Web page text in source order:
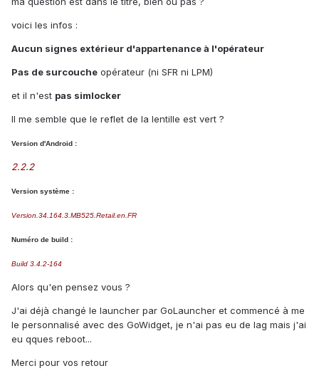
voici les infos :
Aucun signes extérieur d'appartenance à l'opérateur
Pas de surcouche opérateur (ni SFR ni LPM)
et il n'est pas simlocker
Il me semble que le reflet de la lentille est vert ?
Version d'Android :
2.2.2
Version système :
Version.34.164.3.MB525.Retail.en.FR
Numéro de build :
Build 3.4.2-164
Alors qu'en pensez vous ?
J'ai déjà changé le launcher par GoLauncher et commencé à me
le personnalisé avec des GoWidget, je n'ai pas eu de lag mais j'ai
eu qques reboot...
Merci pour vos retour